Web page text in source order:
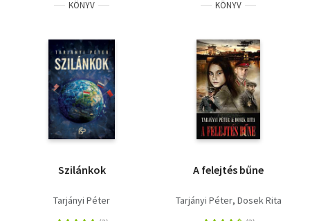
KÖNYV
Szilánkok
Tarjányi Péter
KÖNYV
A felejtés bűne
Tarjányi Péter Dosek Rita